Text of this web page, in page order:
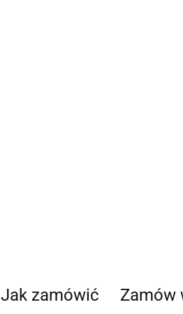
Jak zamówić Zamów